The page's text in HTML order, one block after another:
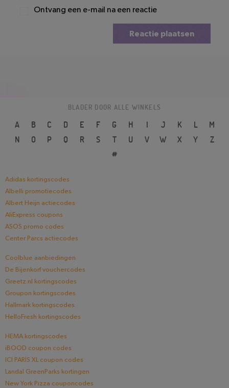
Ontvang een e-mail na een reactie
Reactie plaatsen
BLADER DOOR ALLE WINKELS
A B C D E F G H I J K L
M
N
O P Q R S T U V W X Y
Z
#
Adidas kortingscodes
Albelli promotiecodes
Albert Heijn actiecodes
AliExpress coupons
ASOS promo codes
Center Parcs actiecodes
Coolblue aanbiedingen
De Bijenkorf vouchercodes
Greetz.nl kortingscodes
Groupon kortingscodes
Hallmark kortingscodes
HelloFresh kortingscodes
HEMA kortingscodes
iBOOD coupon codes
ICI PARIS XL coupon codes
Landal GreenParks kortingen
New York Pizza couponcodes